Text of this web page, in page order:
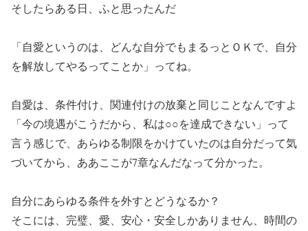
そしたらある日、ふと思ったんだ
「自愛というのは、どんな自分でもまるっとＯＫで、自分
を解放してやるってことか」ってね。
自愛は、条件付け、関連付けの放棄と同じことなんですよ
「今の境遇がこうだから、私は○○を達成できない」って
言う感じで、あらゆる制限をかけていたのは自分だって気
づいてから、ああここが7章なんだなって分かった。
自分にあらゆる条件を外すとどうなるか？
そこには、完璧、愛、安心・安全しかありません、時間の